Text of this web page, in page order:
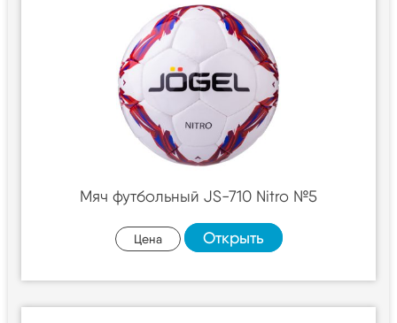
Мяч футбольный JS-710 Nitro №5
Цена Открыть